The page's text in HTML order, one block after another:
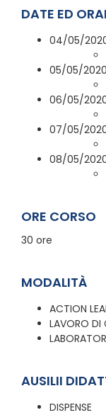
DATE ED
04/05/
05/05/2020
06/05/
07/05/
08/05/
ORE CORSO
30 ore
MODALITÀ
ACTION
LAVORO DI
AUSILII
DISPENSE